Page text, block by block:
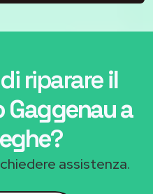
riparareil
a
?
assistenza.